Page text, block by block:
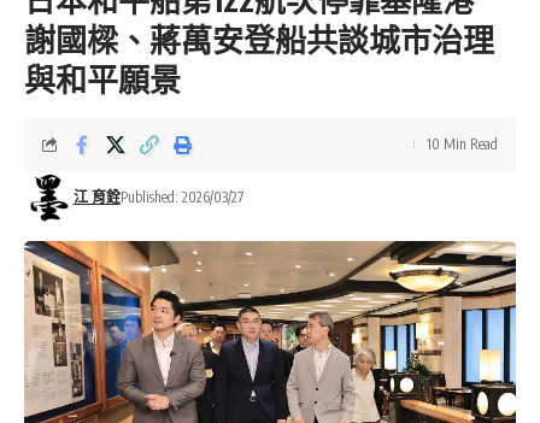
謝國樑、蔣萬安登船共談城市治理
與和平願景
江 育銓Published: 2026/03/27
10 Min Read